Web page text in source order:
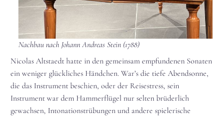
Nachbau nach Johann Andreas Stein (1788)
Nicolas Altstaedt hatte in den gemeinsam empfundenen Sonaten
ein weniger glückliches Händchen. War’s die tiefe Abendsonne,
die das Instrument beschien, oder der Reisestress, sein
Instrument war dem Hammerflügel nur selten brüderlich
gewachsen, Intonationstrübungen und andere spielerische